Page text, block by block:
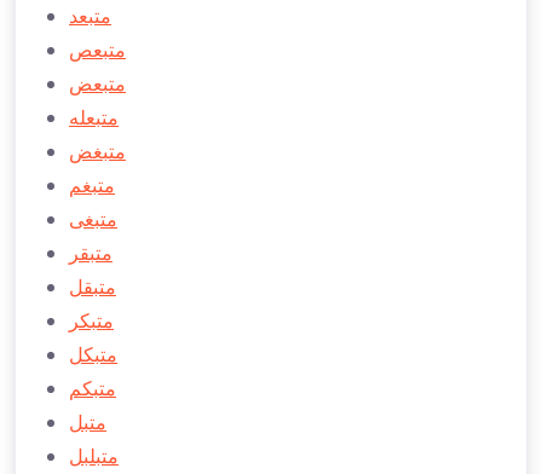
متبعد
متبعص
متبعض
متبعله
متبغض
متبغم
متبغی
متبقر
متبقل
متبكر
متبكل
متبكم
متبل
متبلبل